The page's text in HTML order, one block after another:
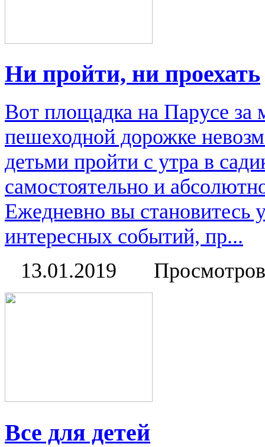
Ни пройти, ни проехать
Вот площадка на Парусе за
пешеходной дорожке
детьми пройти с утра в
самостоятельно и
Ежедневно вы становитесь
интересных событий, пр...
13.01.2019
Все для детей